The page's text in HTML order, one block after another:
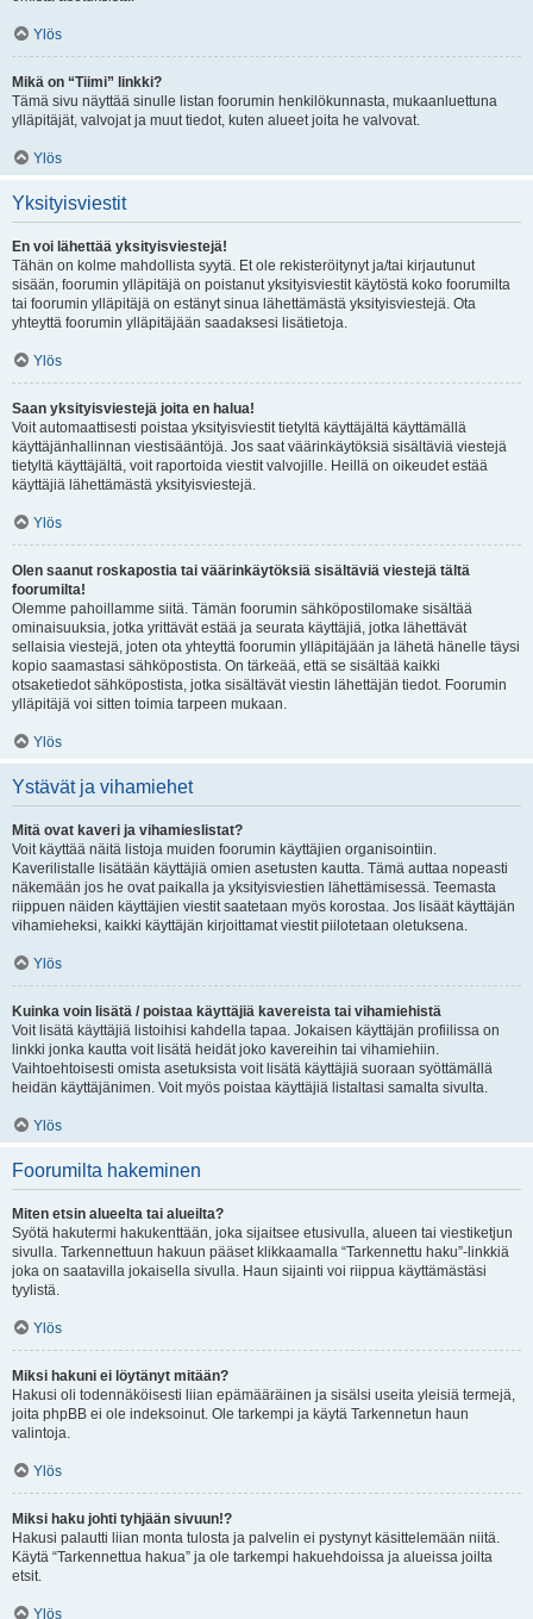
Ylös
Mikä on “Tiimi” linkki?
Tämä sivu näyttää sinulle listan foorumin henkilökunnasta, mukaanluettuna
ylläpitäjät, valvojat ja muut tiedot, kuten alueet joita he valvovat.
Ylös
Yksityisviestit
En voi lähettää yksityisviestejä!
Tähän on kolme mahdollista syytä. Et ole rekisteröitynyt ja/tai kirjautunut
sisään, foorumin ylläpitäjä on poistanut yksityisviestit käytöstä koko foorumilta
tai foorumin ylläpitäjä on estänyt sinua lähettämästä yksityisviestejä. Ota
yhteyttä foorumin ylläpitäjään saadaksesi lisätietoja.
Ylös
Saan yksityisviestejä joita en halua!
Voit automaattisesti poistaa yksityisviestit tietyltä käyttäjältä käyttämällä
käyttäjänhallinnan viestisääntöjä. Jos saat väärinkäytöksiä sisältäviä viestejä
tietyltä käyttäjältä, voit raportoida viestit valvojille. Heillä on oikeudet estää
käyttäjiä lähettämästä yksityisviestejä.
Ylös
Olen saanut roskapostia tai väärinkäytöksiä sisältäviä viestejä tältä
foorumilta!
Olemme pahoillamme siitä. Tämän foorumin sähköpostilomake sisältää
ominaisuuksia, jotka yrittävät estää ja seurata käyttäjiä, jotka lähettävät
sellaisia viestejä, joten ota yhteyttä foorumin ylläpitäjään ja lähetä hänelle täysi
kopio saamastasi sähköpostista. On tärkeää, että se sisältää kaikki
otsaketiedot sähköpostista, jotka sisältävät viestin lähettäjän tiedot. Foorumin
ylläpitäjä voi sitten toimia tarpeen mukaan.
Ylös
Ystävät ja vihamiehet
Mitä ovat kaveri ja vihamieslistat?
Voit käyttää näitä listoja muiden foorumin käyttäjien organisointiin.
Kaverilistalle lisätään käyttäjiä omien asetusten kautta. Tämä auttaa nopeasti
näkemään jos he ovat paikalla ja yksityisviestien lähettämisessä. Teemasta
riippuen näiden käyttäjien viestit saatetaan myös korostaa. Jos lisäät käyttäjän
vihamieheksi, kaikki käyttäjän kirjoittamat viestit piilotetaan oletuksena.
Ylös
Kuinka voin lisätä / poistaa käyttäjiä kavereista tai vihamiehistä
Voit lisätä käyttäjiä listoihisi kahdella tapaa. Jokaisen käyttäjän profiilissa on
linkki jonka kautta voit lisätä heidät joko kavereihin tai vihamiehiin.
Vaihtoehtoisesti omista asetuksista voit lisätä käyttäjiä suoraan syöttämällä
heidän käyttäjänimen. Voit myös poistaa käyttäjiä listaltasi samalta sivulta.
Ylös
Foorumilta hakeminen
Miten etsin alueelta tai alueilta?
Syötä hakutermi hakukenttään, joka sijaitsee etusivulla, alueen tai viestiketjun
sivulla. Tarkennettuun hakuun pääset klikkaamalla “Tarkennettu haku”-linkkiä
joka on saatavilla jokaisella sivulla. Haun sijainti voi riippua käyttämästäsi
tyylistä.
Ylös
Miksi hakuni ei löytänyt mitään?
Hakusi oli todennäköisesti liian epämääräinen ja sisälsi useita yleisiä termejä,
joita phpBB ei ole indeksoinut. Ole tarkempi ja käytä Tarkennetun haun
valintoja.
Ylös
Miksi haku johti tyhjään sivuun!?
Hakusi palautti liian monta tulosta ja palvelin ei pystynyt käsittelemään niitä.
Käytä “Tarkennettua hakua” ja ole tarkempi hakuehdoissa ja alueissa joilta
etsit.
Ylös